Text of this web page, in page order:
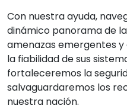
Con nuestra ayuda,
dinámico panorama de
amenazas emergentes
la fiabilidad de sus
fortaleceremos la
salvaguardaremos los
nuestra nación.